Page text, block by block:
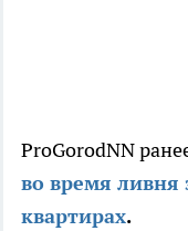
ProGorodNN
во время ливня
квартирах.